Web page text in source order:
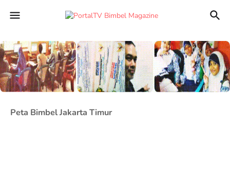
Peta Bimbel Jakarta Timur